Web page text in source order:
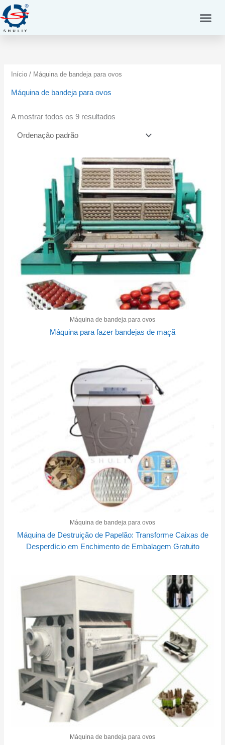
Skip
to
content
Início / Máquina de bandeja para ovos
Máquina de bandeja para ovos
A mostrar todos os 9 resultados
Máquina de bandeja para ovos
Máquina para fazer bandejas de maçã
Máquina de bandeja para ovos
Máquina de Destruição de Papelão: Transforme Caixas de
Desperdício em Enchimento de Embalagem Gratuito
Máquina de bandeja para ovos